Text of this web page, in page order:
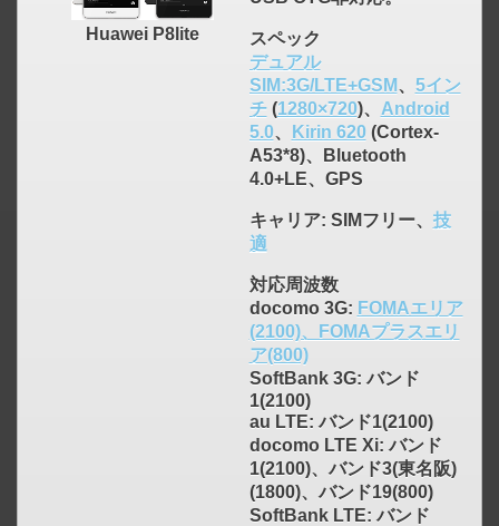
Huawei P8lite
スペック
デュアル
SIM:3G/LTE+GSM、 5イン
チ(1280×720)、 Android
5.0、 Kirin 620 (Cortex-
A53*8)、Bluetooth
4.0+LE、GPS
キャリア: SIMフリー、 技
適
対応周波数
docomo 3G: FOMAエリア
(2100)、FOMAプラスエリ
ア(800)
SoftBank 3G: バンド
1(2100)
au LTE: バンド1(2100)
docomo LTE Xi: バンド
1(2100)、バンド3(東名阪)
(1800)、バンド19(800)
SoftBank LTE: バンド
click to expand contents